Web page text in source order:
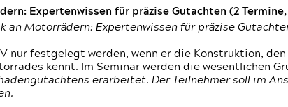
Expertenwissen für präzise Gutachten (2
an Motorrädern: Expertenwissen für präzise
nur festgelegt werden, wenn er die Konstruktion,
kennt. Im Seminar werden die wesentlichen
erarbeitet. Der Teilnehmer soll im